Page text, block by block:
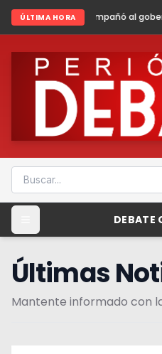
ÚLTIMA HORA
al gobernador en gira de
DEBATE
Últimas
Mantente informado con